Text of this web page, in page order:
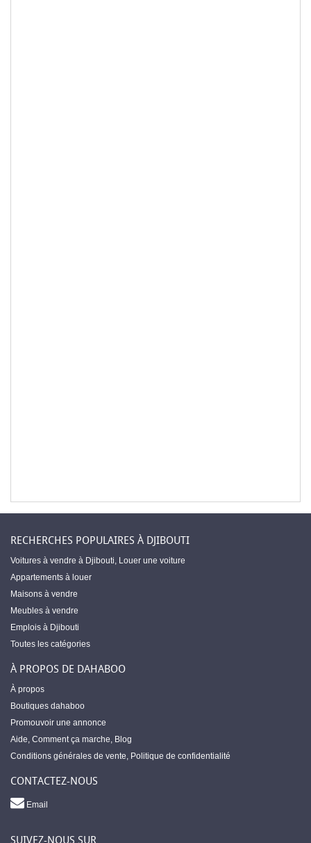
RECHERCHES POPULAIRES À DJIBOUTI
Voitures à vendre à Djibouti, Louer une voiture
Appartements à louer
Maisons à vendre
Meubles à vendre
Emplois à Djibouti
Toutes les catégories
À PROPOS DE DAHABOO
À propos
Boutiques dahaboo
Promouvoir une annonce
Aide, Comment ça marche, Blog
Conditions générales de vente, Politique de confidentialité
CONTACTEZ-NOUS
Email
SUIVEZ-NOUS SUR